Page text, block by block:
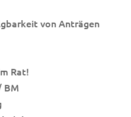
von Anträgen
Rat!
BM